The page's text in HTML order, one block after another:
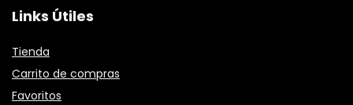
Links Útiles
Tienda
Carrito de compras
Favoritos